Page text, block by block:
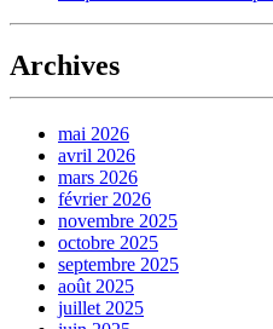
Archives
mai 2026
avril 2026
mars 2026
février 2026
novembre 2025
octobre 2025
septembre 2025
août 2025
juillet 2025